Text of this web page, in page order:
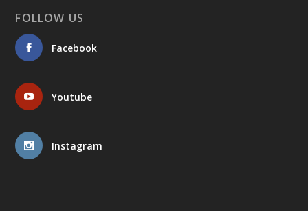
FOLLOW US
Facebook
Youtube
Instagram